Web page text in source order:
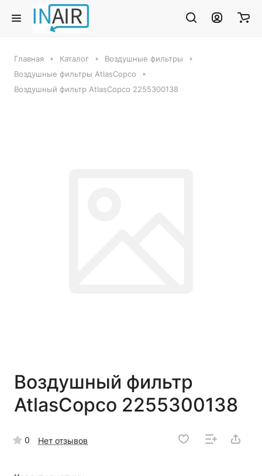
Главная Каталог
Воздушные фильтры
Воздушные фильтры AtlasCopco
Воздушный фильтр AtlasCopco 2255300138
Воздушный фильтр
AtlasCopco 2255300138
0 Нет отзывов